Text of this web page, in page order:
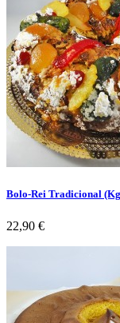
Bolo-Rei Tradicional
Preço
22,90 €